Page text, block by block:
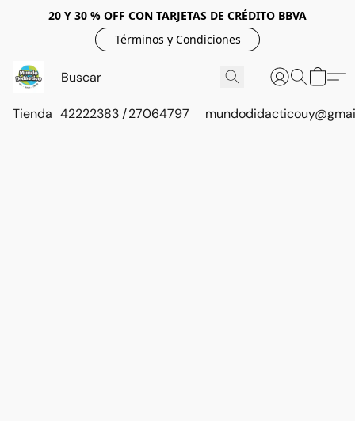
20 Y 30 % OFF CON TARJETAS DE CRÉDITO BBVA
Términos y Condiciones
Tienda 42222383 / 27064797